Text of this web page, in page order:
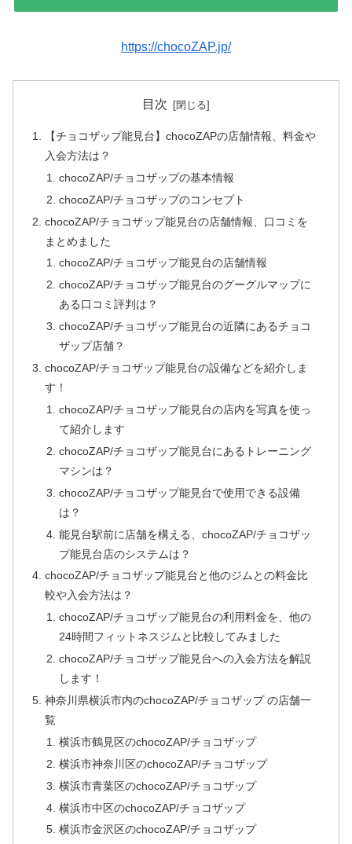
https://chocoZAP.jp/
目次
【チョコザップ能見台】chocoZAPの店舗情報、料金や
入会方法は？
chocoZAP/チョコザップの基本情報
chocoZAP/チョコザップのコンセプト
chocoZAP/チョコザップ能見台の店舗情報、口コミを
まとめました
chocoZAP/チョコザップ能見台の店舗情報
chocoZAP/チョコザップ能見台のグーグルマップに
ある口コミ評判は？
chocoZAP/チョコザップ能見台の近隣にあるチョコ
ザップ店舗？
chocoZAP/チョコザップ能見台の設備などを紹介しま
す！
chocoZAP/チョコザップ能見台の店内を写真を使っ
て紹介します
chocoZAP/チョコザップ能見台にあるトレーニング
マシンは？
chocoZAP/チョコザップ能見台で使用できる設備
は？
能見台駅前に店舗を構える、chocoZAP/チョコザッ
プ能見台店のシステムは？
chocoZAP/チョコザップ能見台と他のジムとの料金比
較や入会方法は？
chocoZAP/チョコザップ能見台の利用料金を、他の
24時間フィットネスジムと比較してみました
chocoZAP/チョコザップ能見台への入会方法を解説
します！
神奈川県横浜市内のchocoZAP/チョコザップ の店舗一
覧
横浜市鶴見区のchocoZAP/チョコザップ
横浜市神奈川区のchocoZAP/チョコザップ
横浜市青葉区のchocoZAP/チョコザップ
横浜市中区のchocoZAP/チョコザップ
横浜市金沢区のchocoZAP/チョコザップ